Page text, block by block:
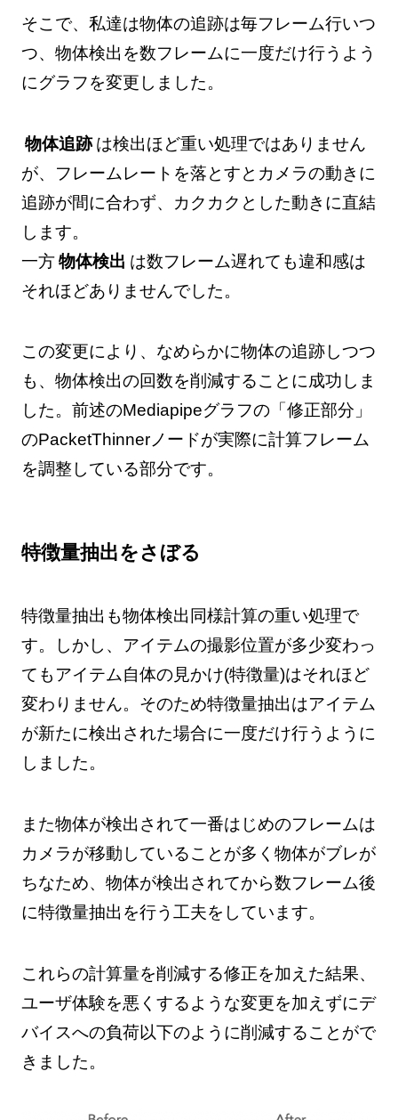
そこで、私達は物体の追跡は毎フレーム行いつ
つ、物体検出を数フレームに一度だけ行うよう
にグラフを変更しました。
物体追跡 は検出ほど重い処理ではありません
が、フレームレートを落とすとカメラの動きに
追跡が間に合わず、カクカクとした動きに直結
します。
一方物体検出 は数フレーム遅れても違和感は
それほどありませんでした。
この変更により、なめらかに物体の追跡しつつ
も、物体検出の回数を削減することに成功しま
した。前述のMediapipeグラフの「修正部分」
のPacketThinnerノードが実際に計算フレーム
を調整している部分です。
特徴量抽出をさぼる
特徴量抽出も物体検出同様計算の重い処理で
す。しかし、アイテムの撮影位置が多少変わっ
てもアイテム自体の見かけ(特徴量)はそれほど
変わりません。そのため特徴量抽出はアイテム
が新たに検出された場合に一度だけ行うように
しました。
また物体が検出されて一番はじめのフレームは
カメラが移動していることが多く物体がブレが
ちなため、物体が検出されてから数フレーム後
に特徴量抽出を行う工夫をしています。
これらの計算量を削減する修正を加えた結果、
ユーザ体験を悪くするような変更を加えずにデ
バイスへの負荷以下のように削減することがで
きました。